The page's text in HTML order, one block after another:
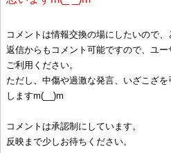
コメントは情報交換の場にしたいので、
返信からもコメント可能ですので、ユ
ご利用ください。
ただし、中傷や過激な発言、いざこざ
しますm(__)m
コメントは承認制にしています。
反映まで少しお待ちください。